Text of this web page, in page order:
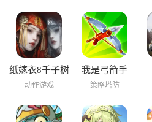
纸嫁衣8千子树
动作游戏
我是弓箭手
策略塔防